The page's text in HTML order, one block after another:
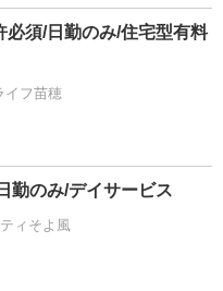
必須/日勤のみ/住宅型有料
イフ苗穂
勤のみ/デイサービス
ィそよ風